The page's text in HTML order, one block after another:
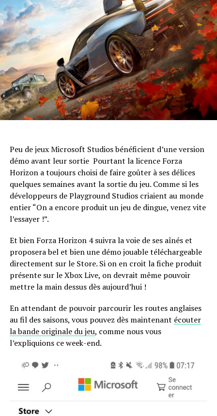
Peu de jeux Microsoft Studios bénéficient d’une version
démo avant leur sortie Pourtant la licence Forza
Horizon a toujours choisi de faire goûter à ses délices
quelques semaines avant la sortie du jeu. Comme si les
développeurs de Playground Studios criaient au monde
entier “On a encore produit un jeu de dingue, venez vite
l’essayer !”.
Et bien Forza Horizon 4 suivra la voie de ses aînés et
proposera bel et bien une démo jouable téléchargeable
directement sur le Store. Si on en croit la fiche produit
présente sur le Xbox Live, on devrait même pouvoir
mettre la main dessus dès aujourd’hui !
En attendant de pouvoir parcourir les routes anglaises
au fil des saisons, vous pouvez dès maintenant écouter
la bande originale du jeu, comme nous vous
l’expliquions ce week-end.
Flipboard
Reddit
Pinterest
Whatsapp
Email